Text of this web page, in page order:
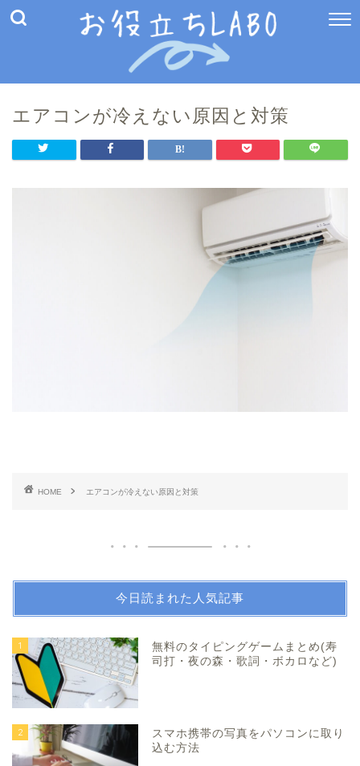
エアコンが冷えない原因と対策
HOME エアコンが冷えない原因と対策
今日読まれた人気記事
1
無料のタイピングゲームまとめ(寿
司打・夜の森・歌詞・ボカロなど)
2
スマホ携帯の写真をパソコンに取り
込む方法